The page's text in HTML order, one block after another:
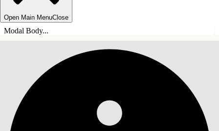
Open Main MenuClose
Modal Body...
TABLE DES MATIÈRES